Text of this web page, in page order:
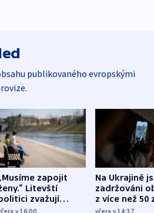
publikovaného evropskými
zapojit
Litevští
zvažují
o
v 16:00
Na Ukrajině
zadržováni
z více než 50
Bojovali na
včera v 14:37